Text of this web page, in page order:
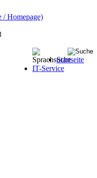
Startseite
IT-Service